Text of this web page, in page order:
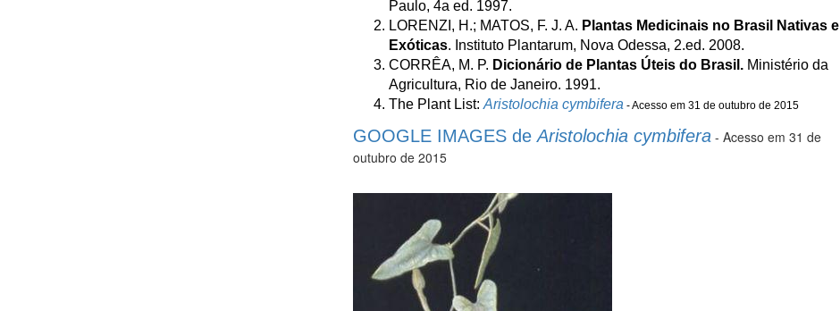
Paulo, 4a ed. 1997.
LORENZI, H.; MATOS, F. J. A. Plantas Medicinais no Brasil Nativas e
Exóticas. Instituto Plantarum, Nova Odessa, 2.ed. 2008.
CORRÊA, M. P. Dicionário de Plantas Úteis do Brasil. Ministério da
Agricultura, Rio de Janeiro. 1991.
The Plant List: Aristolochia cymbifera- Acesso em 31 de outubro de 2015
GOOGLE IMAGES deAristolochia cymbifera- Acesso em 31 de
outubro de 2015